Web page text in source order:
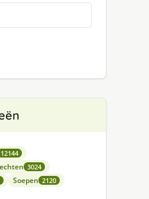
12144
3024
Soepen 2120